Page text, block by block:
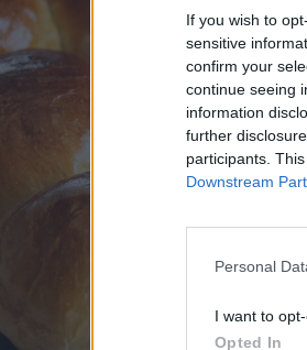
If you wish to
sensitive
confirm your
continue seeing
information
further
participants.
Downstream
Personal
I want to
Opted In